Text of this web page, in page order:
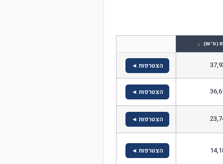
(מ' ₪) ↓
הצטרפות ◄
הצטרפות ◄
הצטרפות ◄
הצטרפות ◄